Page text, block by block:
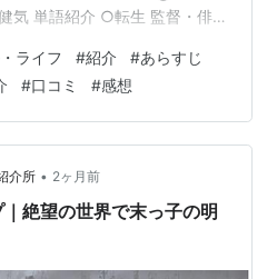
気 単語紹介 ○転生 監督・俳優
くない 感想 紹介 公開 ２０
合衆国) ２０１７年９月２９
上映時間 １時間３８ふん 監
俳優 デニス・クエイド(イーサ
れ変わり、さ…
ライフ #紹介 #あらすじ
#口コミ #感想
介所 • 2ヶ月前
絶望の世界で末っ子の明